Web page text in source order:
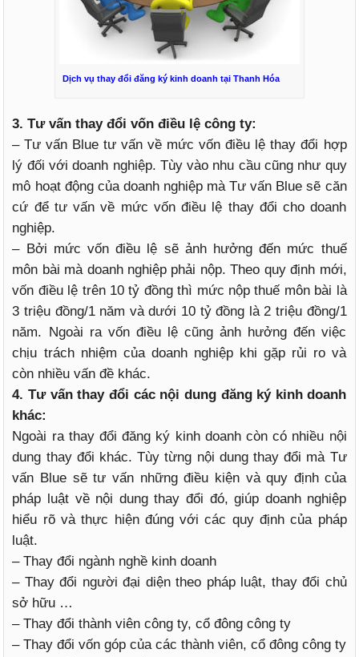
Dịch vụ thay đổi đăng ký kinh doanh tại Thanh Hóa
3. Tư vấn thay đổi vốn điều lệ công ty:
– Tư vấn Blue tư vấn về mức vốn điều lệ thay đổi hợp
lý đối với doanh nghiệp. Tùy vào nhu cầu cũng như quy
mô hoạt động của doanh nghiệp mà Tư vấn Blue sẽ căn
cứ để tư vấn về mức vốn điều lệ thay đổi cho doanh
nghiệp.
– Bởi mức vốn điều lệ sẽ ảnh hưởng đến mức thuế
môn bài mà doanh nghiệp phải nộp. Theo quy định mới,
vốn điều lệ trên 10 tỷ đồng thì mức nộp thuế môn bài là
3 triệu đồng/1 năm và dưới 10 tỷ đồng là 2 triệu đồng/1
năm. Ngoài ra vốn điều lệ cũng ảnh hưởng đến việc
chịu trách nhiệm của doanh nghiệp khi gặp rủi ro và
còn nhiều vấn đề khác.
4. Tư vấn thay đổi các nội dung đăng ký kinh doanh
khác:
Ngoài ra thay đổi đăng ký kinh doanh còn có nhiều nội
dung thay đổi khác. Tùy từng nội dung thay đổi mà Tư
vấn Blue sẽ tư vấn những điều kiện và quy định của
pháp luật về nội dung thay đổi đó, giúp doanh nghiệp
hiểu rõ và thực hiện đúng với các quy định của pháp
luật.
– Thay đổi ngành nghề kinh doanh
– Thay đổi người đại diện theo pháp luật, thay đổi chủ
sở hữu …
– Thay đổi thành viên công ty, cổ đông công ty
– Thay đổi vốn góp của các thành viên, cổ đông công ty